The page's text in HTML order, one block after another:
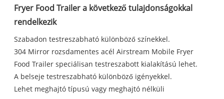
Fryer Food Trailer a következő tulajdonságokkal
rendelkezik
Szabadon testreszabható különböző színekkel.
304 Mirror rozsdamentes acél Airstream Mobile Fryer
Food Trailer speciálisan testreszabott kialakítású lehet.
A belseje testreszabható különböző igényekkel.
Lehet meghajtó típusú vagy meghajtó nélküli